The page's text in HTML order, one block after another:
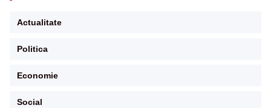
Actualitate
Politica
Economie
Social